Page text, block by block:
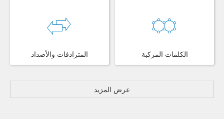
المترادفات والأضداد الكلمات المركبة
عرض المزيد